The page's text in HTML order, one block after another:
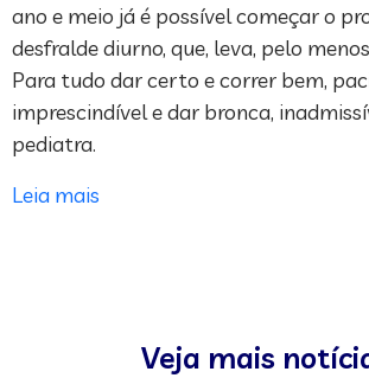
ano e meio já é possível começar o
desfralde diurno, que, leva, pelo
Para tudo dar certo e correr bem,
imprescindível e dar bronca,
pediatra.
Leia mais
Veja mais